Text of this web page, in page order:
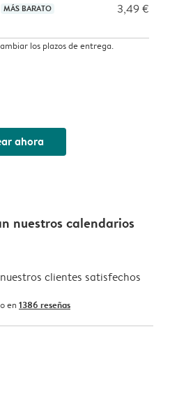
MÁS BARATO 3,49 €
los plazos de entrega.
ahora
nuestros calendarios
clientes satisfechos
en 1386 reseñas